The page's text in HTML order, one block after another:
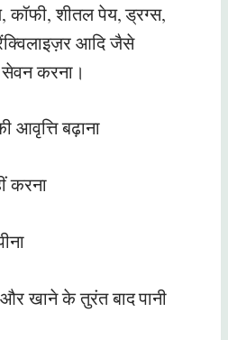
कॉफी, शीतल पेय, ड्रग्स,
आदि जैसे
सेवन करना।
आवृत्ति बढ़ाना
करना
खाने के तुरंत बाद पानी